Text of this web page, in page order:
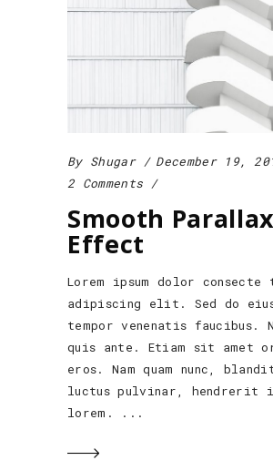
By Shugar
December 19,
2 Comments
Smooth Parallax
Effect
Lorem ipsum dolor consecte
adipiscing elit. Sed do
tempor venenatis faucibus.
quis ante. Etiam sit amet
eros. Nam quam nunc,
luctus pulvinar, hendrerit
lorem.